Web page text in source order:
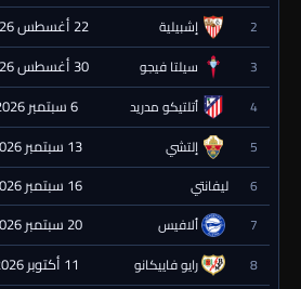
2 إشبيلية 22 أغسطس 2026 - 18:00
3 سيلتا فيجو 30 أغسطس 2026 - 22:30
4 أتلتيكو مدريد 6 سبتمبر 2026 - 20:00
5 إلتشي 13 سبتمبر 2026 - 20:00
6 ليفانتي 16 سبتمبر 2026 - 20:00
7 ألافيس 20 سبتمبر 2026 - 20:00
8 رايو فاييكانو 11 أكتوبر 2026 - 20:00